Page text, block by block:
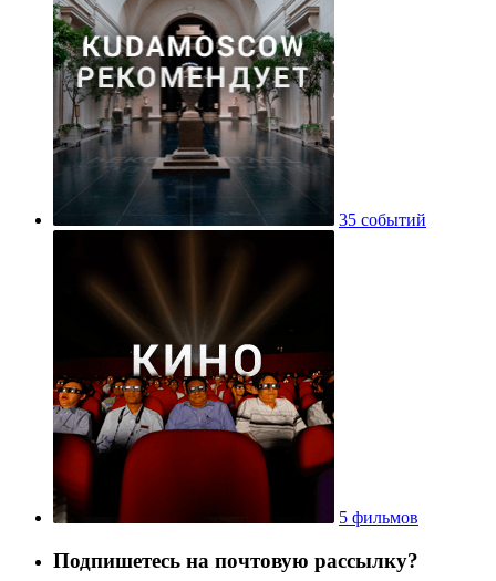
35 событий
5 фильмов
Подпишетесь на почтовую рассылку?